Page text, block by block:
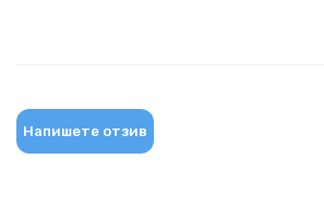
Напишете отзив